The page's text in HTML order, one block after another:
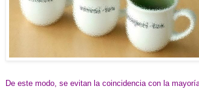
De este modo, se evitan la coincidencia con la